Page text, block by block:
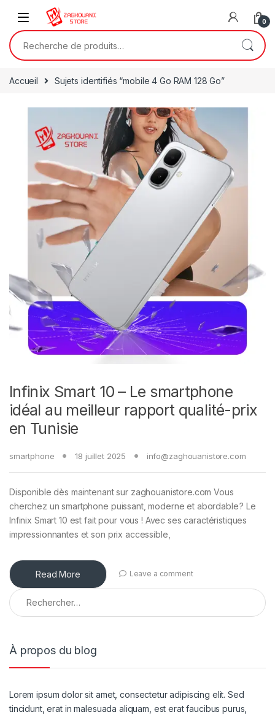
0
Accueil Sujets identifiés “mobile 4 Go RAM 128 Go”
Infinix Smart 10 – Le smartphone
idéal au meilleur rapport qualité-prix
en Tunisie
smartphone 18 juillet 2025 info@zaghouanistore.com
Disponible dès maintenant sur zaghouanistore.com Vous
cherchez un smartphone puissant, moderne et abordable ? Le
Infinix Smart 10 est fait pour vous ! Avec ses caractéristiques
impressionnantes et son prix accessible,
Read More Leave a comment
À propos du blog
Lorem ipsum dolor sit amet, consectetur adipiscing elit. Sed
tincidunt, erat in malesuada aliquam, est erat faucibus purus,